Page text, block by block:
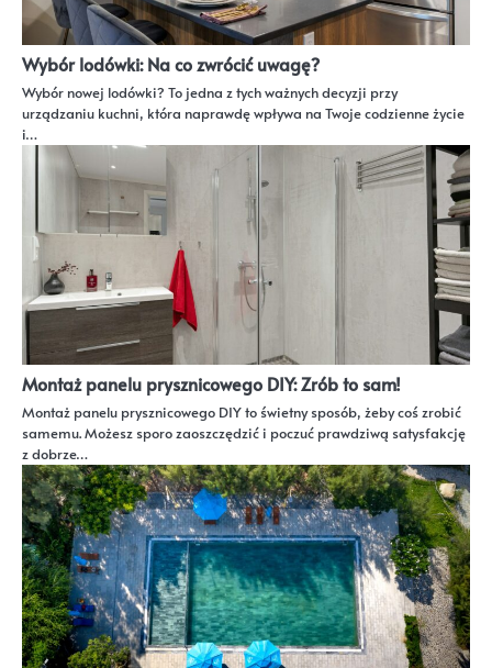
Wybór lodówki: Na co zwrócić uwagę?
Wybór nowej lodówki? To jedna z tych ważnych decyzji przy
urządzaniu kuchni, która naprawdę wpływa na Twoje codzienne życie
i…
Montaż panelu prysznicowego DIY: Zrób to sam!
Montaż panelu prysznicowego DIY to świetny sposób, żeby coś zrobić
samemu. Możesz sporo zaoszczędzić i poczuć prawdziwą satysfakcję
z dobrze…